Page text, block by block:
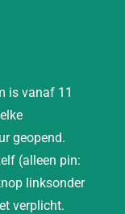
is vanaf 11
geopend.
(alleen pin:
linksonder
verplicht.